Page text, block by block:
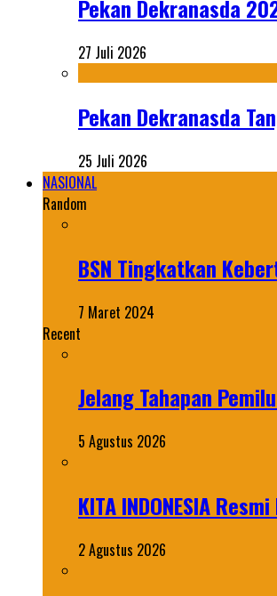
Pekan Dekranasda
27 Juli 2026
Pekan Dekranasda
25 Juli 2026
NASIONAL
Random
BSN Tingkatkan
7 Maret 2024
Recent
Jelang Tahapan
5 Agustus 2026
KITA INDONESIA
2 Agustus 2026